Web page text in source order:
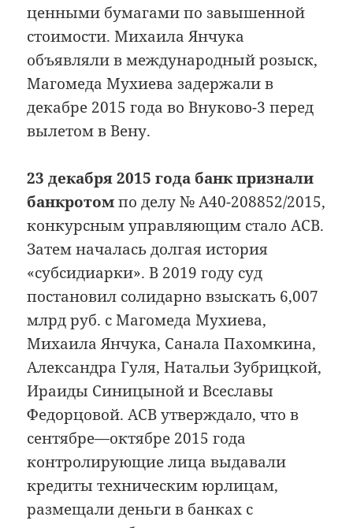
ценными бумагами по завышенной
стоимости. Михаила Янчука
объявляли в международный розыск,
Магомеда Мухиева задержали в
декабре 2015 года во Внуково-3 перед
вылетом в Вену.
23 декабря 2015 года банк признали
банкротомпо делу № А40-208852/2015,
конкурсным управляющим стало АСВ.
Затем началась долгая история
«субсидиарки». В 2019 году суд
постановил солидарно взыскать 6,007
млрд руб. с Магомеда Мухиева,
Михаила Янчука, Санала Пахомкина,
Александра Гуля, Натальи Зубрицкой,
Ираиды Синицыной и Всеславы
Федорцовой. АСВ утверждало, что в
сентябре—октябре 2015 года
контролирующие лица выдавали
кредиты техническим юрлицам,
размещали деньги в банках с